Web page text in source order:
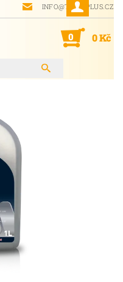
INFO@TORIOPLUS.CZ
0 0 Kč